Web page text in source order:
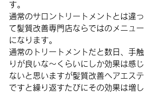
す。
通常のサロントリートメントとは違っ
て髪質改善専門店ならではのメニュー
になります。
通常のトリートメントだと数日、手触
りが良いな〜くらいにしか効果は感じ
ないと思いますが髪質改善ヘアエステ
ですと繰り返すたびにその効果は増し